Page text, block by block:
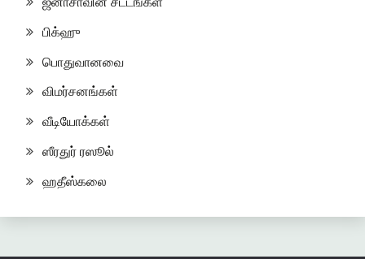
பிக்ஹு
பொதுவானவை
விமர்சனங்கள்
வீடியோக்கள்
ஸீரதுர் ரஸூல்
ஹதீஸ்கலை